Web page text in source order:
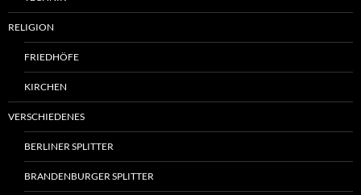
RELIGION
FRIEDHÖFE
KIRCHEN
VERSCHIEDENES
BERLINER SPLITTER
BRANDENBURGER SPLITTER